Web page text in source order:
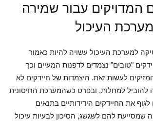
המדויקים עבור שמירה
העיכול
למערכת העיכול עשויה להיות כאמור
"טובים" נצמדים לדפנות המעיים וכך
לעשות זאת. היצמדות של חיידקים לא
להוביל למחלות, ובפרט כשהמערכת החיסונית
את החיידקים הידידותיים בתנאים
שמסייעת להם לשגשג, הסיכון לבעיות עיכול